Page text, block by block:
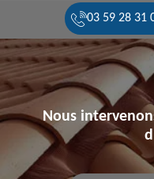
03 59 28 31
Nous